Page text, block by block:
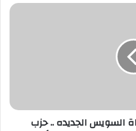
السويس الجديده .. حزب